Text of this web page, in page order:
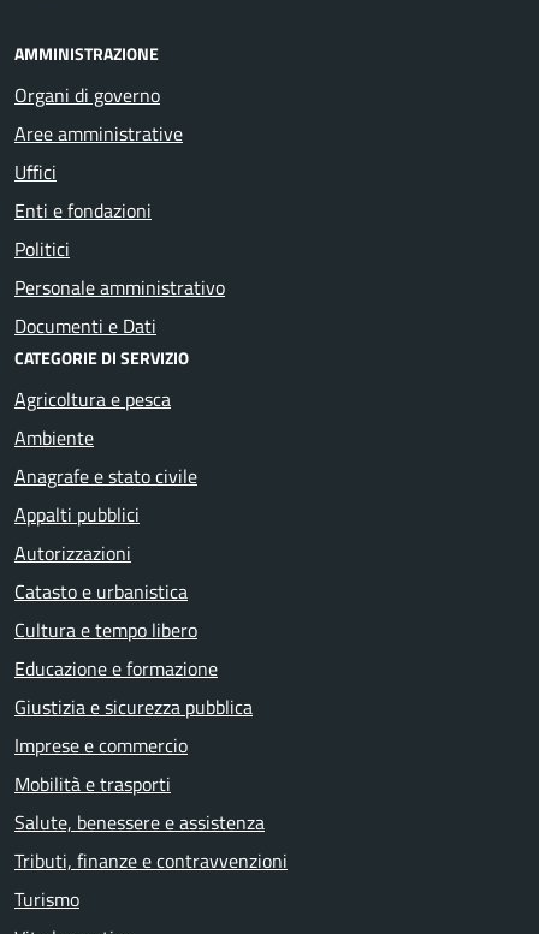
AMMINISTRAZIONE
Organi di governo
Aree amministrative
Uffici
Enti e fondazioni
Politici
Personale amministrativo
Documenti e Dati
CATEGORIE DI SERVIZIO
Agricoltura e pesca
Ambiente
Anagrafe e stato civile
Appalti pubblici
Autorizzazioni
Catasto e urbanistica
Cultura e tempo libero
Educazione e formazione
Giustizia e sicurezza pubblica
Imprese e commercio
Mobilità e trasporti
Salute, benessere e assistenza
Tributi, finanze e contravvenzioni
Turismo